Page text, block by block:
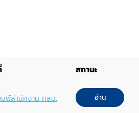
สถานะ
พ์สำนักงาน กสม. อ่าน